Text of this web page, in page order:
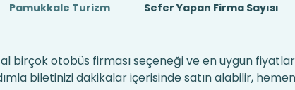
Pamukkale Turizm Sefer Yapan Firma Sayısı
birçok otobüs firması seçeneği ve en uygun
biletinizi dakikalar içerisinde satın alabilir, hemen